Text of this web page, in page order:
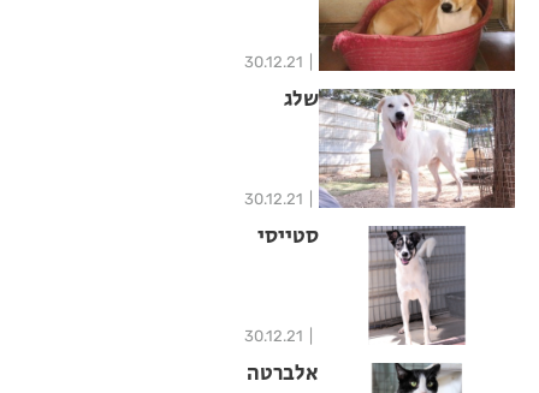
30.12.21
שלג
30.12.21
סטייסי
30.12.21
אלברטה